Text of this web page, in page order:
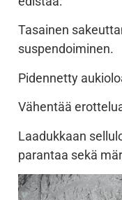
Tasainen
suspendoiminen.
Pidennetty
Vähentää
Laadukkaan
parantaa sekä